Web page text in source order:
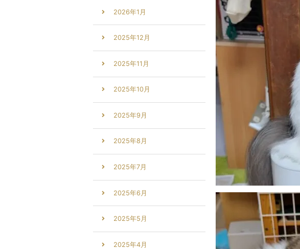
2026年1月
2025年12月
2025年11月
2025年10月
2025年9月
2025年8月
2025年7月
2025年6月
2025年5月
2025年4月